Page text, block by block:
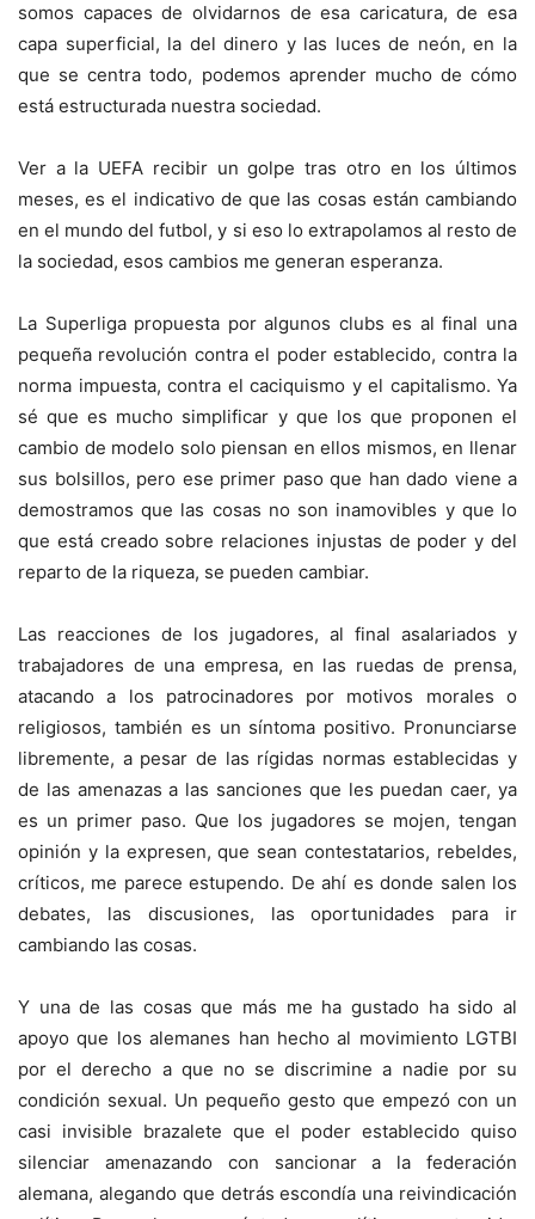
somos capaces de olvidarnos de esa caricatura, de esa
capa superficial, la del dinero y las luces de neón, en la
que se centra todo, podemos aprender mucho de cómo
está estructurada nuestra sociedad.
Ver a la UEFA recibir un golpe tras otro en los últimos
meses, es el indicativo de que las cosas están cambiando
en el mundo del futbol, y si eso lo extrapolamos al resto de
la sociedad, esos cambios me generan esperanza.
La Superliga propuesta por algunos clubs es al final una
pequeña revolución contra el poder establecido, contra la
norma impuesta, contra el caciquismo y el capitalismo. Ya
sé que es mucho simplificar y que los que proponen el
cambio de modelo solo piensan en ellos mismos, en llenar
sus bolsillos, pero ese primer paso que han dado viene a
demostramos que las cosas no son inamovibles y que lo
que está creado sobre relaciones injustas de poder y del
reparto de la riqueza, se pueden cambiar.
Las reacciones de los jugadores, al final asalariados y
trabajadores de una empresa, en las ruedas de prensa,
atacando a los patrocinadores por motivos morales o
religiosos, también es un síntoma positivo. Pronunciarse
libremente, a pesar de las rígidas normas establecidas y
de las amenazas a las sanciones que les puedan caer, ya
es un primer paso. Que los jugadores se mojen, tengan
opinión y la expresen, que sean contestatarios, rebeldes,
críticos, me parece estupendo. De ahí es donde salen los
debates, las discusiones, las oportunidades para ir
cambiando las cosas.
Y una de las cosas que más me ha gustado ha sido al
apoyo que los alemanes han hecho al movimiento LGTBI
por el derecho a que no se discrimine a nadie por su
condición sexual. Un pequeño gesto que empezó con un
casi invisible brazalete que el poder establecido quiso
silenciar amenazando con sancionar a la federación
alemana, alegando que detrás escondía una reivindicación